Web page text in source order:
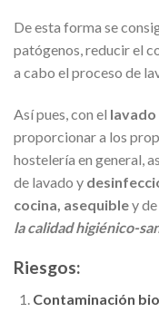
De esta forma se
patógenos, reducir el
a cabo el proceso de
Así pues, con el lavado
proporcionar a los
hostelería en general,
de lavado y
cocina, asequibley
la calidad higiénico-
Riesgos:
Contaminación